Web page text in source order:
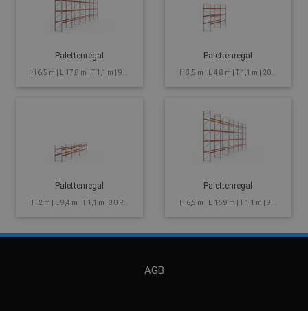
Palettenregal
H 6,5 m | L 17,8 m | T 1,1 m | 9...
Palettenregal
H 3,5 m | L 4,8 m | T 1,1 m | 20...
Palettenregal
H 2 m | L 9,4 m | T 1,1 m | 30 P...
Palettenregal
H 6,5 m | L 16,9 m | T 1,1 m | 9...
AGB